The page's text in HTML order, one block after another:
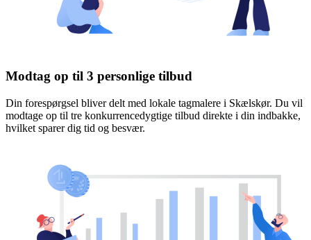
Modtag op til 3 personlige tilbud
Din forespørgsel bliver delt med lokale tagmalere i Skælskør. Du vil
modtage op til tre konkurrencedygtige tilbud direkte i din indbakke,
hvilket sparer dig tid og besvær.